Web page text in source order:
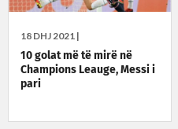
18 DHJ 2021 |
10 golat më të mirë në
Champions Leauge, Messi i
pari